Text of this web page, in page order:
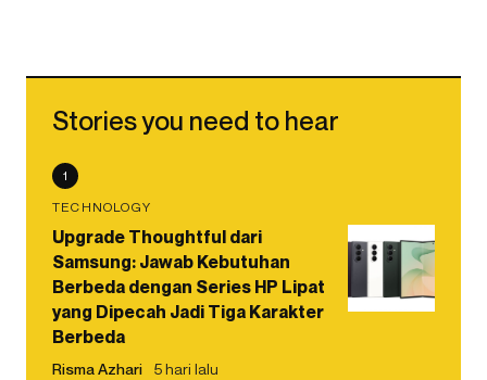
Stories you need to hear
1
TECHNOLOGY
Upgrade Thoughtful dari
Samsung: Jawab Kebutuhan
Berbeda dengan Series HP Lipat
yang Dipecah Jadi Tiga Karakter
Berbeda
Risma Azhari 5 hari lalu